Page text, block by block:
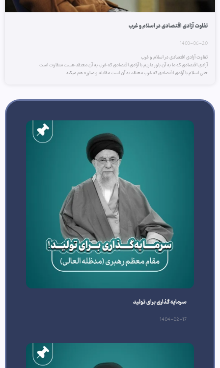
تفاوت آزادی اقتصادی در اسلام و غرب
1403-06-20
تفاوت آزادی اقتصادی در اسلام و غرب
آزادی اقتصادی که ما به آن باور داریم با آزادی اقتصادی که غرب به آن معتقد هست متفاوت است
حتی اسلام با آزادی اقتصادی که غرب معتقد به آن است مقابله و مبارزه هم میکند
سرمایه گذاری برای تولید
1404-02-17